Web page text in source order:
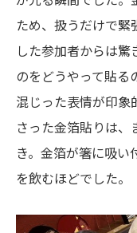
ため、扱うだけで緊
した参加者からは
のをどうやって貼
混じった表情が印象
さった金箔貼りは
き。金箔が箸に吸
を飲むほどでした。